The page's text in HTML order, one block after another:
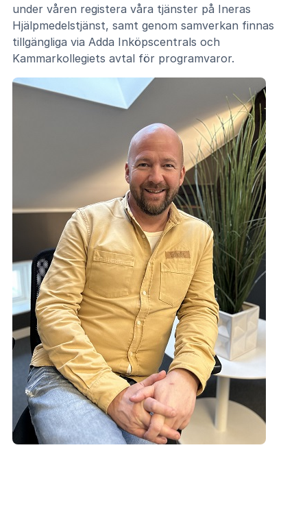
under våren registera våra tjänster på Ineras
Hjälpmedelstjänst, samt genom samverkan finnas
tillgängliga via Adda Inköpscentrals och
Kammarkollegiets avtal för programvaror.